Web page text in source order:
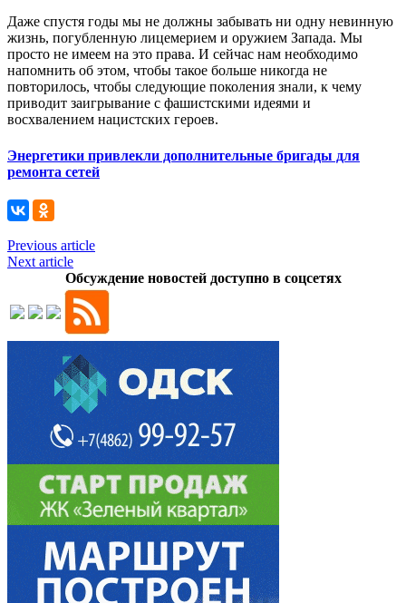
Даже спустя годы мы не должны забывать ни одну невинную
жизнь, погубленную лицемерием и оружием Запада. Мы
просто не имеем на это права. И сейчас нам необходимо
напомнить об этом, чтобы такое больше никогда не
повторилось, чтобы следующие поколения знали, к чему
приводит заигрывание с фашистскими идеями и
восхвалением нацистских героев.
Энергетики привлекли дополнительные бригады для
ремонта сетей
Previous article
Next article
Обсуждение новостей доступно в соцсетях